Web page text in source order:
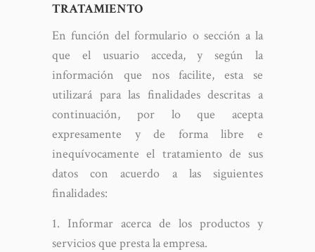
TRATAMIENTO
En función del formulario o sección a la
que el usuario acceda, y según la
información que nos facilite, esta se
utilizará para las finalidades descritas a
continuación, por lo que acepta
expresamente y de forma libre e
inequívocamente el tratamiento de sus
datos con acuerdo a las siguientes
finalidades:
Informar acerca de los productos y
servicios que presta la empresa.